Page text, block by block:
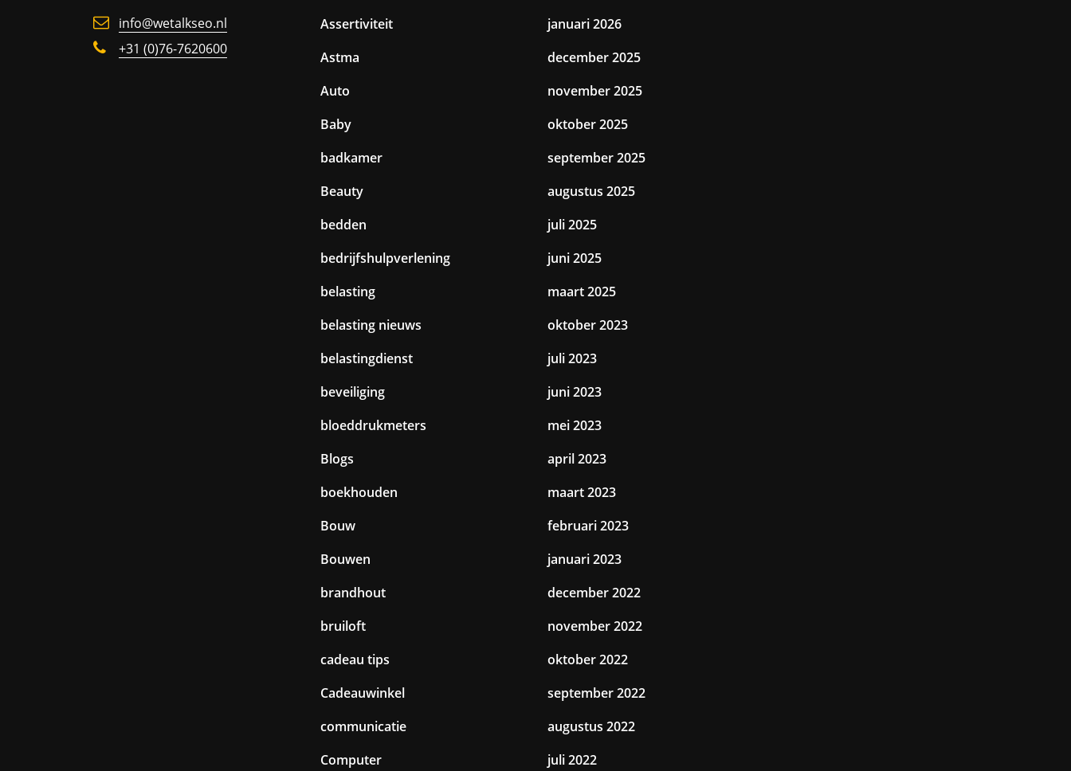
info@wetalkseo.nl
+31 (0)76-7620600
Assertiviteit
Astma
Auto
Baby
badkamer
Beauty
bedden
bedrijfshulpverlening
belasting
belasting nieuws
belastingdienst
beveiliging
bloeddrukmeters
Blogs
boekhouden
Bouw
Bouwen
brandhout
bruiloft
cadeau tips
Cadeauwinkel
communicatie
Computer
januari 2026
december 2025
november 2025
oktober 2025
september 2025
augustus 2025
juli 2025
juni 2025
maart 2025
oktober 2023
juli 2023
juni 2023
mei 2023
april 2023
maart 2023
februari 2023
januari 2023
december 2022
november 2022
oktober 2022
september 2022
augustus 2022
juli 2022